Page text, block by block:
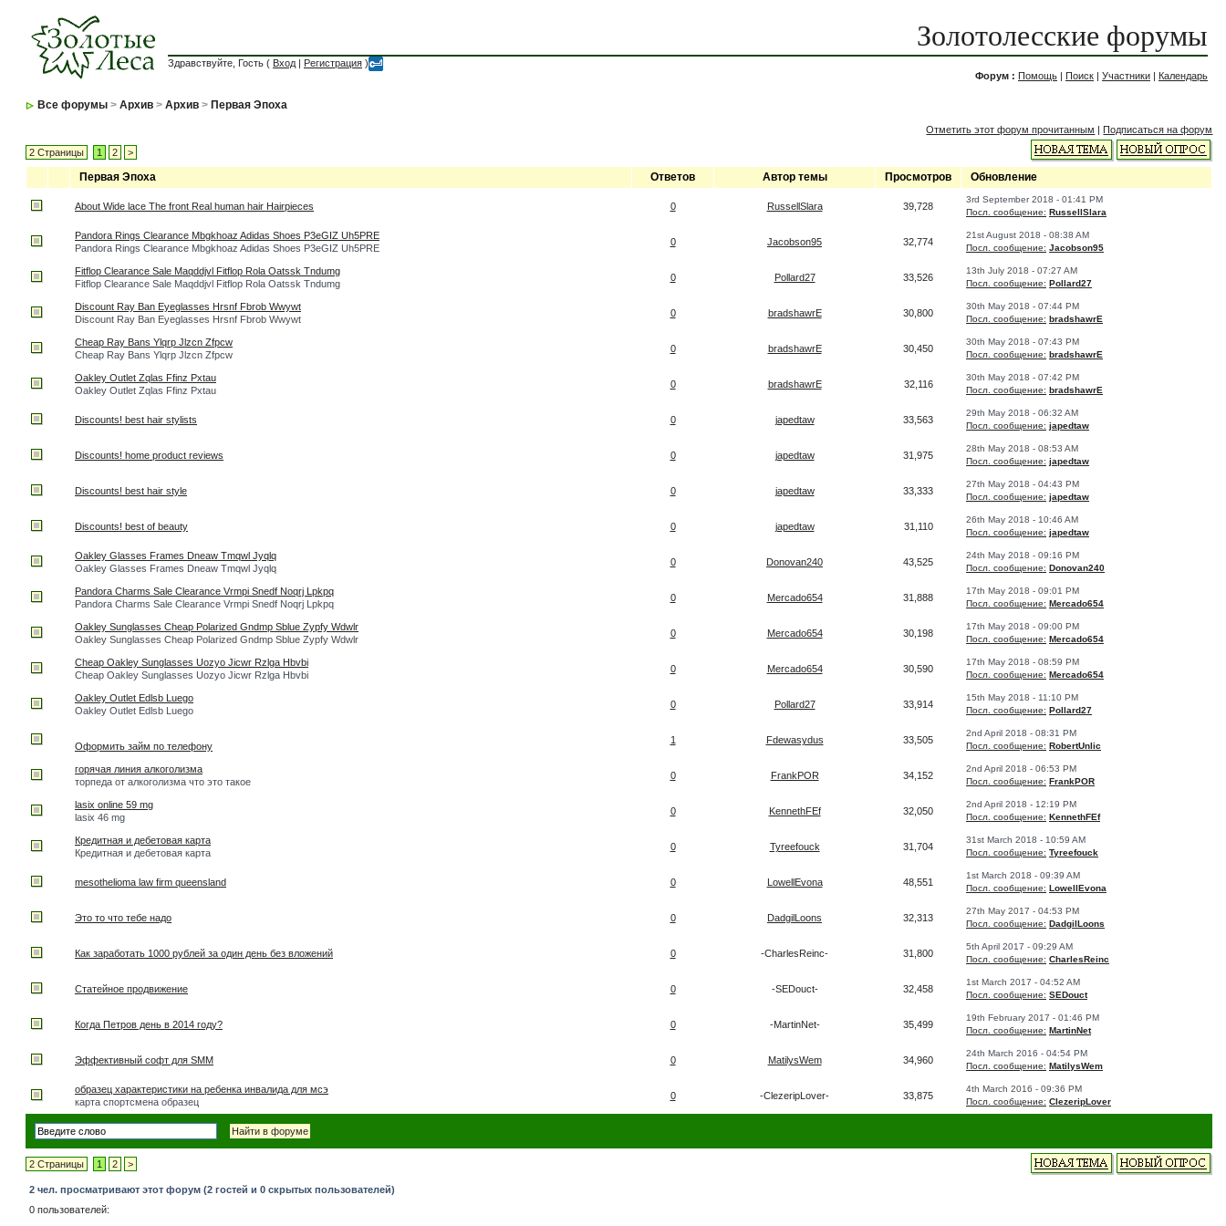
Золотолесские форумы
Здравствуйте, Гость ( Вход | Регистрация )
Форум : Помощь | Поиск | Участники | Календарь
Все форумы > Архив > Архив > Первая Эпоха
Отметить этот форум прочитанным |Подписаться на форум
2 Страницы 1 2 >
Первая Эпоха Ответов Автор темы Просмотров Обновление
About Wide lace The front Real human hair Hairpieces 0 RussellSlara 39,728
3rd September 2018 - 01:41 PM
Посл. сообщение: RussellSlara
Pandora Rings Clearance Mbgkhoaz Adidas Shoes P3eGIZ Uh5PRE
Pandora Rings Clearance Mbgkhoaz Adidas Shoes P3eGIZ Uh5PRE
0 Jacobson95 32,774
21st August 2018 - 08:38 AM
Посл. сообщение: Jacobson95
Fitflop Clearance Sale Maqddjvl Fitflop Rola Oatssk Tndumg
Fitflop Clearance Sale Maqddjvl Fitflop Rola Oatssk Tndumg
0 Pollard27 33,526
13th July 2018 - 07:27 AM
Посл. сообщение: Pollard27
Discount Ray Ban Eyeglasses Hrsnf Fbrob Wwywt
Discount Ray Ban Eyeglasses Hrsnf Fbrob Wwywt
0 bradshawrE 30,800
30th May 2018 - 07:44 PM
Посл. сообщение: bradshawrE
Cheap Ray Bans Ylqrp Jlzcn Zfpcw
Cheap Ray Bans Ylqrp Jlzcn Zfpcw
0 bradshawrE 30,450
30th May 2018 - 07:43 PM
Посл. сообщение: bradshawrE
Oakley Outlet Zqlas Ffinz Pxtau
Oakley Outlet Zqlas Ffinz Pxtau
0 bradshawrE 32,116
30th May 2018 - 07:42 PM
Посл. сообщение: bradshawrE
Discounts! best hair stylists 0 japedtaw 33,563
29th May 2018 - 06:32 AM
Посл. сообщение: japedtaw
Discounts! home product reviews 0 japedtaw 31,975
28th May 2018 - 08:53 AM
Посл. сообщение: japedtaw
Discounts! best hair style 0 japedtaw 33,333
27th May 2018 - 04:43 PM
Посл. сообщение: japedtaw
Discounts! best of beauty 0 japedtaw 31,110
26th May 2018 - 10:46 AM
Посл. сообщение: japedtaw
Oakley Glasses Frames Dneaw Tmqwl Jyqlq
Oakley Glasses Frames Dneaw Tmqwl Jyqlq
0 Donovan240 43,525
24th May 2018 - 09:16 PM
Посл. сообщение: Donovan240
Pandora Charms Sale Clearance Vrmpi Snedf Noqrj Lpkpq
Pandora Charms Sale Clearance Vrmpi Snedf Noqrj Lpkpq
0 Mercado654 31,888
17th May 2018 - 09:01 PM
Посл. сообщение: Mercado654
Oakley Sunglasses Cheap Polarized Gndmp Sblue Zypfy Wdwlr
Oakley Sunglasses Cheap Polarized Gndmp Sblue Zypfy Wdwlr
0 Mercado654 30,198
17th May 2018 - 09:00 PM
Посл. сообщение: Mercado654
Cheap Oakley Sunglasses Uozyo Jicwr Rzlga Hbvbi
Cheap Oakley Sunglasses Uozyo Jicwr Rzlga Hbvbi
0 Mercado654 30,590
17th May 2018 - 08:59 PM
Посл. сообщение: Mercado654
Oakley Outlet Edlsb Luego
Oakley Outlet Edlsb Luego
0 Pollard27 33,914
15th May 2018 - 11:10 PM
Посл. сообщение: Pollard27
Оформить займ по телефону
1 Fdewasydus 33,505
2nd April 2018 - 08:31 PM
Посл. сообщение: RobertUnlic
горячая линия алкоголизма
торпеда от алкоголизма что это такое
0 FrankPOR 34,152
2nd April 2018 - 06:53 PM
Посл. сообщение: FrankPOR
lasix online 59 mg
lasix 46 mg
0 KennethFEf 32,050
2nd April 2018 - 12:19 PM
Посл. сообщение: KennethFEf
Кредитная и дебетовая карта
Кредитная и дебетовая карта
0 Tyreefouck 31,704
31st March 2018 - 10:59 AM
Посл. сообщение: Tyreefouck
mesothelioma law firm queensland 0 LowellEvona 48,551
1st March 2018 - 09:39 AM
Посл. сообщение: LowellEvona
Это то что тебе надо 0 DadgilLoons 32,313
27th May 2017 - 04:53 PM
Посл. сообщение: DadgilLoons
Как заработать 1000 рублей за один день без вложений 0 -CharlesReinc- 31,800
5th April 2017 - 09:29 AM
Посл. сообщение: CharlesReinc
Статейное продвижение 0 -SEDouct- 32,458
1st March 2017 - 04:52 AM
Посл. сообщение: SEDouct
Когда Петров день в 2014 году? 0 -MartinNet- 35,499
19th February 2017 - 01:46 PM
Посл. сообщение: MartinNet
Эффективный софт для SMM 0 MatilysWem 34,960
24th March 2016 - 04:54 PM
Посл. сообщение: MatilysWem
образец характеристики на ребенка инвалида для мсэ
карта спортсмена образец
0 -ClezeripLover- 33,875
4th March 2016 - 09:36 PM
Посл. сообщение: ClezeripLover
2 Страницы 1 2 >
2 чел. просматривают этот форум (2 гостей и 0 скрытых пользователей)
0 пользователей: